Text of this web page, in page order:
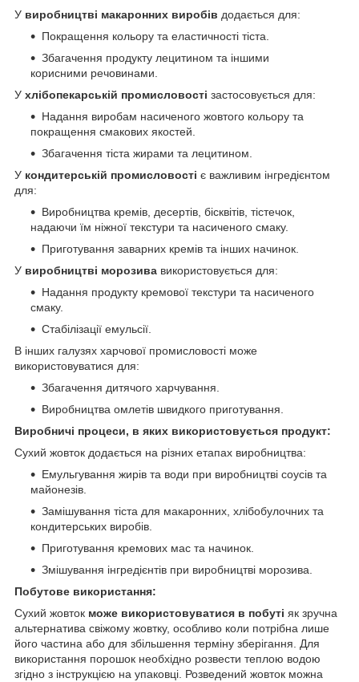
У виробництві макаронних виробів додається для:
Покращення кольору та еластичності тіста.
Збагачення продукту лецитином та іншими
корисними речовинами.
У хлібопекарській промисловості застосовується для:
Надання виробам насиченого жовтого кольору та
покращення смакових якостей.
Збагачення тіста жирами та лецитином.
У кондитерській промисловості є важливим інгредієнтом
для:
Виробництва кремів, десертів, бісквітів, тістечок,
надаючи їм ніжної текстури та насиченого смаку.
Приготування заварних кремів та інших начинок.
У виробництві морозива використовується для:
Надання продукту кремової текстури та насиченого
смаку.
Стабілізації емульсії.
В інших галузях харчової промисловості може
використовуватися для:
Збагачення дитячого харчування.
Виробництва омлетів швидкого приготування.
Виробничі процеси, в яких використовується продукт:
Сухий жовток додається на різних етапах виробництва:
Емульгування жирів та води при виробництві соусів та
майонезів.
Замішування тіста для макаронних, хлібобулочних та
кондитерських виробів.
Приготування кремових мас та начинок.
Змішування інгредієнтів при виробництві морозива.
Побутове використання:
Сухий жовток може використовуватися в побуті як зручна
альтернатива свіжому жовтку, особливо коли потрібна лише
його частина або для збільшення терміну зберігання. Для
використання порошок необхідно розвести теплою водою
згідно з інструкцією на упаковці. Розведений жовток можна